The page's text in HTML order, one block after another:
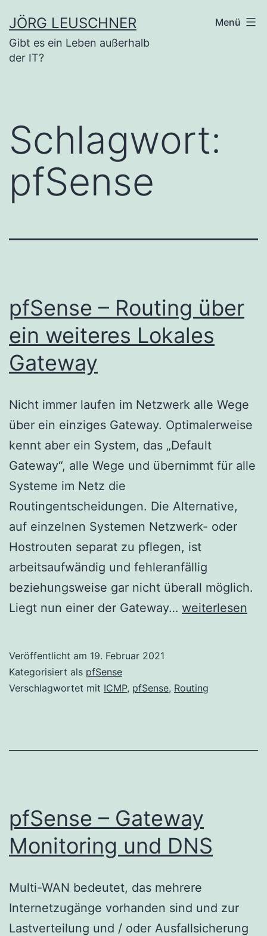
Inhalt
springen
JÖRG LEUSCHNER
Gibt es ein Leben außerhalb
der IT?
Menü
Schlagwort:
pfSense
pfSense – Routing über
ein weiteres Lokales
Gateway
Nicht immer laufen im Netzwerk alle Wege
über ein einziges Gateway. Optimalerweise
kennt aber ein System, das „Default
Gateway“, alle Wege und übernimmt für alle
Systeme im Netz die
Routingentscheidungen. Die Alternative,
auf einzelnen Systemen Netzwerk- oder
Hostrouten separat zu pflegen, ist
arbeitsaufwändig und fehleranfällig
beziehungsweise gar nicht überall möglich.
Liegt nun einer der Gateway… pfSense
ein
Gateway
weiterlesen
Veröffentlicht am 19. Februar 2021
Kategorisiert als pfSense
Verschlagwortet mit ICMP, pfSense, Routing
pfSense – Gateway
Monitoring und DNS
Multi-WAN bedeutet, das mehrere
Internetzugänge vorhanden sind und zur
Lastverteilung und / oder Ausfallsicherung